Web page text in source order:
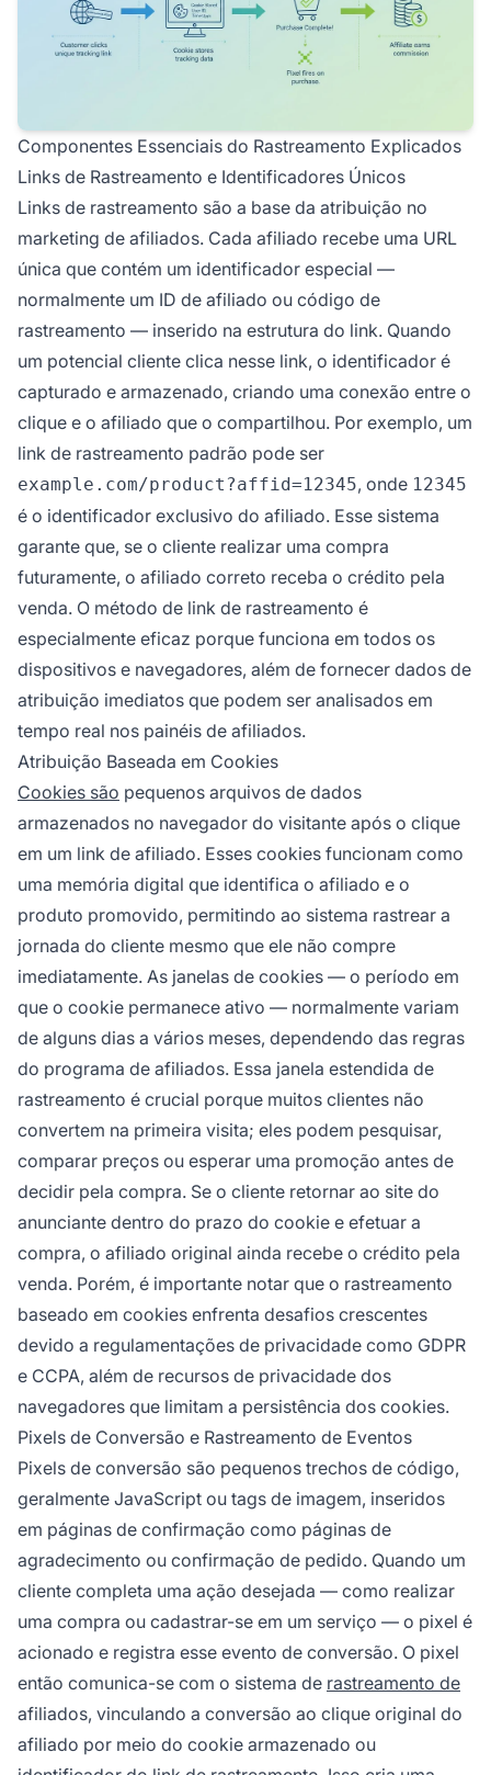
Componentes Essenciais do Rastreamento Explicados
Links de Rastreamento e Identificadores Únicos
Links de rastreamento são a base da atribuição no
marketing de afiliados. Cada afiliado recebe uma URL
única que contém um identificador especial —
normalmente um ID de afiliado ou código de
rastreamento — inserido na estrutura do link. Quando
um potencial cliente clica nesse link, o identificador é
capturado e armazenado, criando uma conexão entre o
clique e o afiliado que o compartilhou. Por exemplo, um
link de rastreamento padrão pode ser
example.com/product?affid=12345, onde 12345
é o identificador exclusivo do afiliado. Esse sistema
garante que, se o cliente realizar uma compra
futuramente, o afiliado correto receba o crédito pela
venda. O método de link de rastreamento é
especialmente eficaz porque funciona em todos os
dispositivos e navegadores, além de fornecer dados de
atribuição imediatos que podem ser analisados em
tempo real nos painéis de afiliados.
Atribuição Baseada em Cookies
Cookies são pequenos arquivos de dados
armazenados no navegador do visitante após o clique
em um link de afiliado. Esses cookies funcionam como
uma memória digital que identifica o afiliado e o
produto promovido, permitindo ao sistema rastrear a
jornada do cliente mesmo que ele não compre
imediatamente. As janelas de cookies — o período em
que o cookie permanece ativo — normalmente variam
de alguns dias a vários meses, dependendo das regras
do programa de afiliados. Essa janela estendida de
rastreamento é crucial porque muitos clientes não
convertem na primeira visita; eles podem pesquisar,
comparar preços ou esperar uma promoção antes de
decidir pela compra. Se o cliente retornar ao site do
anunciante dentro do prazo do cookie e efetuar a
compra, o afiliado original ainda recebe o crédito pela
venda. Porém, é importante notar que o rastreamento
baseado em cookies enfrenta desafios crescentes
devido a regulamentações de privacidade como GDPR
e CCPA, além de recursos de privacidade dos
navegadores que limitam a persistência dos cookies.
Pixels de Conversão e Rastreamento de Eventos
Pixels de conversão são pequenos trechos de código,
geralmente JavaScript ou tags de imagem, inseridos
em páginas de confirmação como páginas de
agradecimento ou confirmação de pedido. Quando um
cliente completa uma ação desejada — como realizar
uma compra ou cadastrar-se em um serviço — o pixel é
acionado e registra esse evento de conversão. O pixel
então comunica-se com o sistema de rastreamento de
afiliados, vinculando a conversão ao clique original do
afiliado por meio do cookie armazenado ou